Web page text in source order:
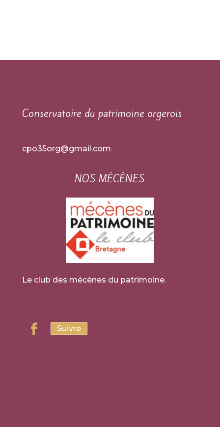
Conservatoire du patrimoine orgerois
cpo35org@gmail.com
NOS MÉCÈNES
Le club des mécènes du patrimoine.
Suivre